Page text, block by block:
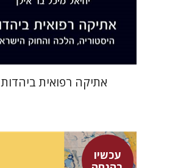
הנחת אתר ספר מודפס
$42
$38
אתיקה רפואית ביהדות
עכשיו